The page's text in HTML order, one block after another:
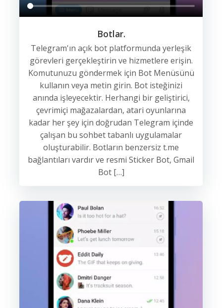
Botlar.
Telegram'ın açık bot platformunda yerleşik
görevleri gerçekleştirin ve hizmetlere erişin.
Komutunuzu göndermek için Bot Menüsünü
kullanın veya metin girin. Bot isteğinizi
anında işleyecektir. Herhangi bir geliştirici,
çevrimiçi mağazalardan, atari oyunlarına
kadar her şey için doğrudan Telegram içinde
çalışan bu sohbet tabanlı uygulamalar
oluşturabilir. Botların benzersiz t.me
bağlantıları vardır ve resmi Sticker Bot, Gmail
Bot […]